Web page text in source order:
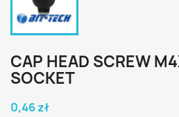
CAP HEAD SCREW
SOCKET
0,46 zł